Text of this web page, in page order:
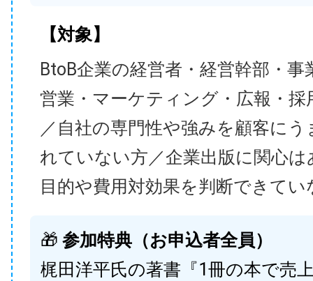
【対象】
BtoB企業の経営者・経営幹部・事
営業・マーケティング・広報・採
／自社の専門性や強みを顧客に
れていない方／企業出版に関心
目的や費用対効果を判断できてい
🎁 参加特典（お申込者全員）
梶田洋平氏の著書『1冊の本で売